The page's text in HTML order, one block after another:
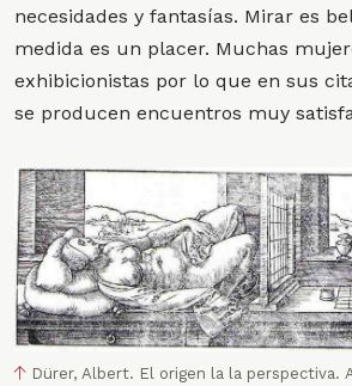
necesidades y fantasías. Mirar es
medida es un placer. Muchas
exhibicionistas por lo que en sus
se producen encuentros muy
Dürer, Albert. El origen la la perspectiva.